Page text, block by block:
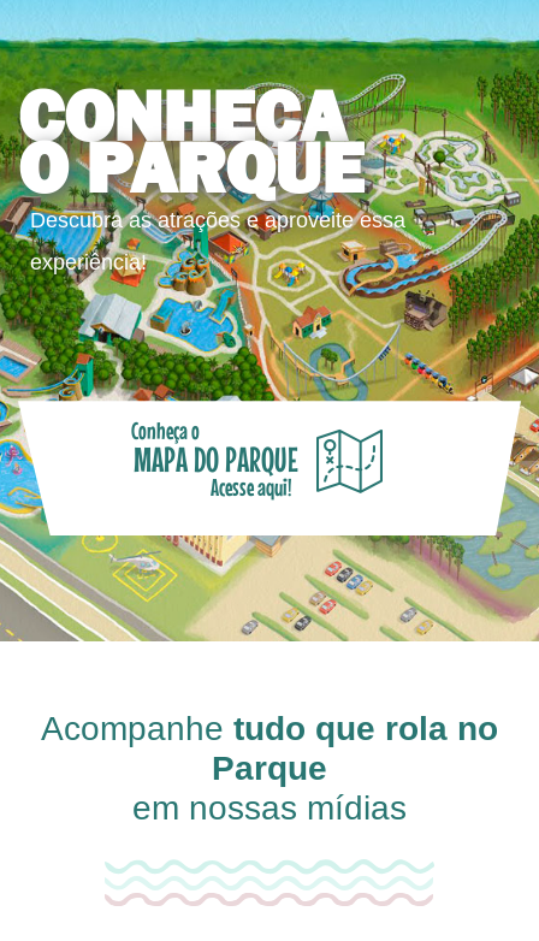
CONHEÇA
O PARQUE
Descubra as atrações e aproveite essa
experiência!
Conheça o
MAPA DO PARQUE
Acesse aqui!
Acompanhe tudo que rola no
Parque
em nossas mídias